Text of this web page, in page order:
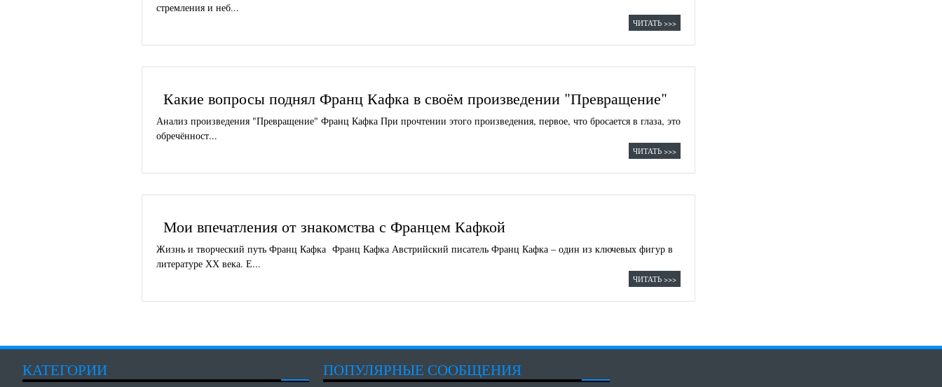
стремления и неб...
ЧИТАТЬ >>>
Какие вопросы поднял Франц Кафка в своём произведении "Превращение"
Анализ произведения "Превращение" Франц Кафка При прочтении этого произведения, первое, что бросается в глаза, это
обречённост...
ЧИТАТЬ >>>
Мои впечатления от знакомства с Францем Кафкой
Жизнь и творческий путь Франц Кафка Франц Кафка Австрийский писатель Франц Кафка – один из ключевых фигур в
литературе ХХ века. Е...
ЧИТАТЬ >>>
КАТЕГОРИИ ПОПУЛЯРНЫЕ СООБЩЕНИЯ